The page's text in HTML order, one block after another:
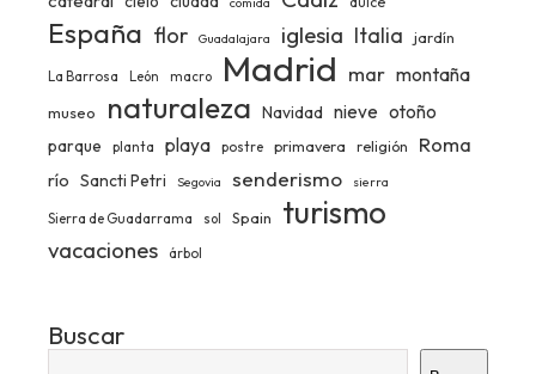
España flor Guadalajara iglesia Italia jardín
La Barrosa León macro Madrid mar montaña
museo naturaleza Navidad nieve otoño
parque planta playa postre primavera religión Roma
río Sancti Petri Segovia senderismo sierra
Sierra de Guadarrama sol Spain turismo
vacaciones árbol
Buscar